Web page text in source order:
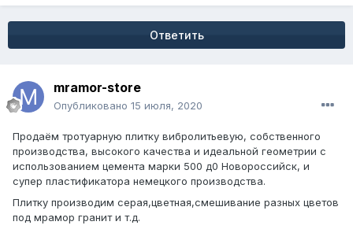
Ответить
mramor-store
Опубликовано 15 июля, 2020
Продаём тротуарную плитку вибролитьевую, собственного
производства, высокого качества и идеальной геометрии с
использованием цемента марки 500 д0 Новороссийск, и
супер пластификатора немецкого производства.
Плитку производим серая,цветная,смешивание разных цветов
под мрамор гранит и т.д.